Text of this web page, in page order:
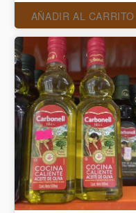
AÑADIR AL CARRITO